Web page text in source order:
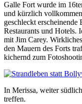
Galle Fort wurde im
und kürzlich
geschleckt erscheinende
Restaurants und Hotels.
mit Jim Carey.
den Mauern des Forts
kichernd zum
In Merissa, weiter
treffen.